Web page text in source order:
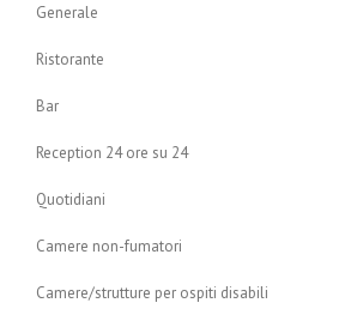
Generale
Ristorante
Bar
Reception 24 ore su 24
Quotidiani
Camere non-fumatori
Camere/strutture per ospiti disabili